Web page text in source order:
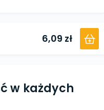
6,09 zł
w każdych